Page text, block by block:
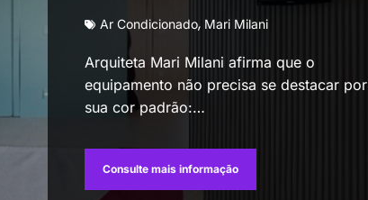
contemporâneos nos
projetos de interiores
Ar Condicionado, Mari Milani
Arquiteta Mari Milani afirma que o
equipamento não precisa se destacar por
sua cor padrão:…
Consulte mais informação